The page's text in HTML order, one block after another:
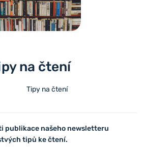
na čtení
Tipy na čtení
publikace našeho newsletteru
tipů ke čtení.